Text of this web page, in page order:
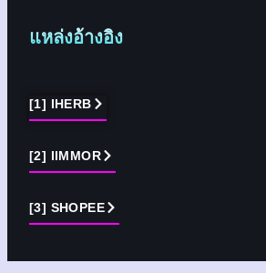
แหล่งอ้างอิง
[1] IHERB
[2] IIMMOR
[3] SHOPEE